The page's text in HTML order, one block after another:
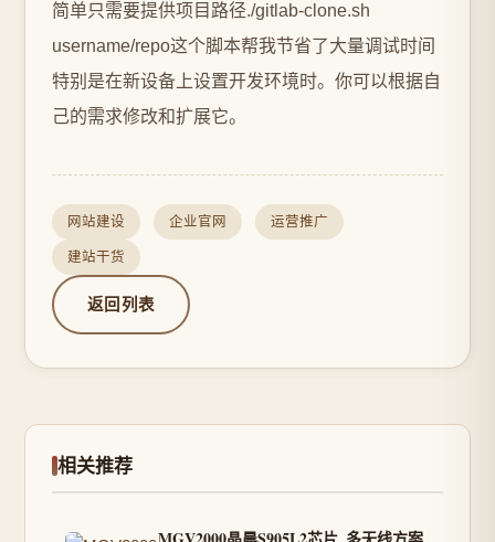
简单只需要提供项目路径./gitlab-clone.sh
username/repo这个脚本帮我节省了大量调试时间
特别是在新设备上设置开发环境时。你可以根据自
己的需求修改和扩展它。
网站建设 企业官网 运营推广
建站干货
返回列表
相关推荐